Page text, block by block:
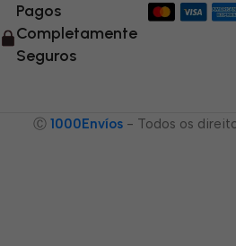
Pagos
Completamente
Seguros
Ⓒ 1000Envíos - Todos os